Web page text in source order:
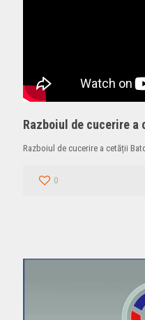
Razboiul de cucerire a
Razboiul de cucerire a cetății
0